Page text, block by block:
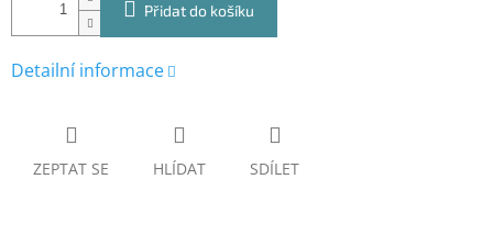
Přidat do košíku
Detailní informace
ZEPTAT SE HLÍDAT SDÍLET